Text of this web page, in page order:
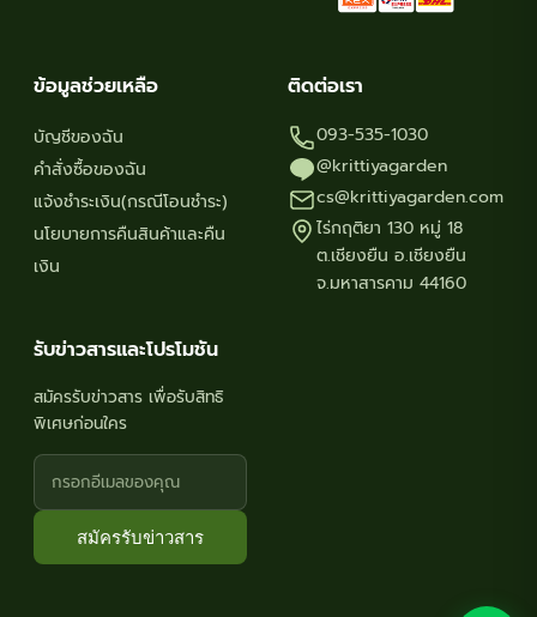
ข้อมูลช่วยเหลือ
บัญชีของฉัน
คำสั่งซื้อของฉัน
แจ้งชำระเงิน(กรณีโอนชำระ)
นโยบายการคืนสินค้าและคืน
เงิน
ติดต่อเรา
093-535-1030
@krittiyagarden
cs@krittiyagarden.com
ไร่กฤติยา 130 หมู่ 18
ต.เชียงยืน อ.เชียงยืน
จ.มหาสารคาม 44160
รับข่าวสารและโปรโมชัน
สมัครรับข่าวสาร เพื่อรับสิทธิ
พิเศษก่อนใคร
สมัครรับข่าวสาร